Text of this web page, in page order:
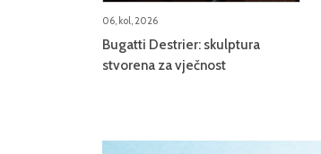
06, kol, 2026
Bugatti Destrier: skulptura
stvorena za vječnost